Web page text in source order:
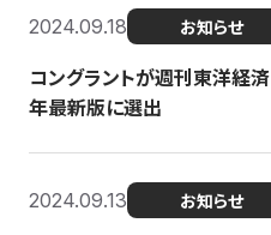
2024.09.18 お知らせ
コングラントが週刊東洋経
年最新版に選出
2024.09.13 お知らせ